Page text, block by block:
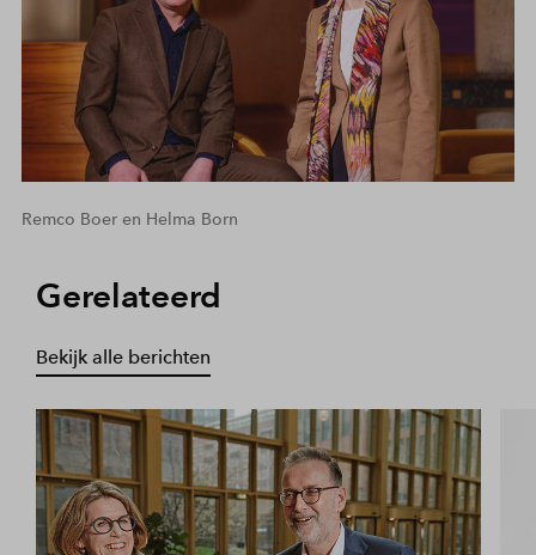
Remco Boer en Helma Born
Gerelateerd
Bekijk alle berichten